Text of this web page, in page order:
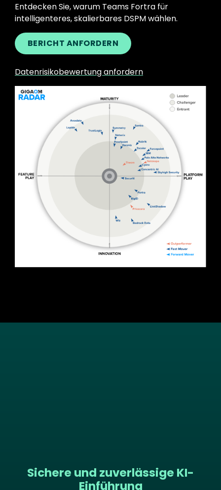
Entdecken Sie, warum Teams Fortra für
intelligenteres, skalierbares DSPM wählen.
BERICHT ANFORDERN
Datenrisikobewertung anfordern
Image
Sichere und zuverlässige KI-
Einführung